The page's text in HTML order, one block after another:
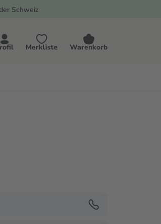
Schweiz
Merkliste Warenkorb